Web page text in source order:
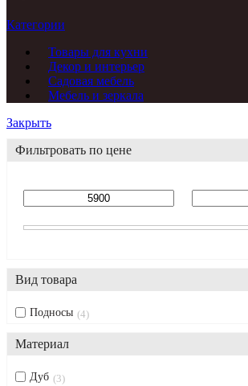
Категории
Товары для кухни
Декор и интерьер
Садовая мебель
Мебель и зеркала
Закрыть
Фильтровать по цене
Вид товара
Подносы 4
Материал
Дуб 3